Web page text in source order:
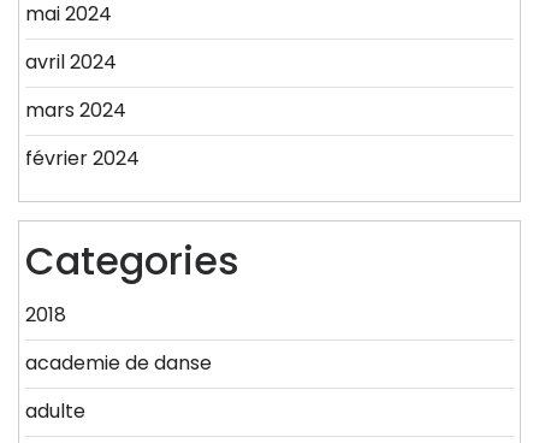
mai 2024
avril 2024
mars 2024
février 2024
Categories
2018
academie de danse
adulte